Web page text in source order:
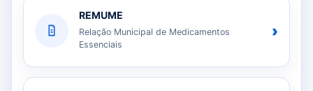
REMUME
Relação Municipal de Medicamentos
Essenciais
›